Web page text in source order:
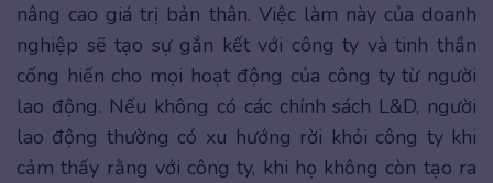
nâng cao giá trị bản thân. Việc làm này của doanh
nghiệp sẽ tạo sự gắn kết với công ty và tinh thần
cống hiến cho mọi hoạt động của công ty từ người
lao động. Nếu không có các chính sách L&D, người
lao động thường có xu hướng rời khỏi công ty khi
cảm thấy rằng với công ty, khi họ không còn tạo ra